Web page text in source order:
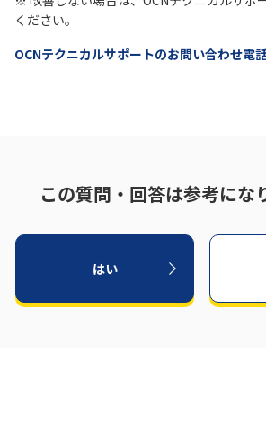
ください。
OCNテクニカルサポートのお問い合わせ電
この質問・回答は参考にな
はい